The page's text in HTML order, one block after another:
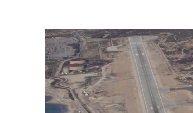
Voir
l'image
agrandie